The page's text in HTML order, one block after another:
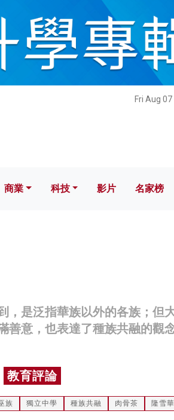
Fri Aug
科技 影片 名家
商業 科技 影片 名家榜
，是泛指華族以外的各族；但
善意，也表達了種族共融的觀
教育評論
族 獨立中學 種族共融 肉骨茶 隆雪